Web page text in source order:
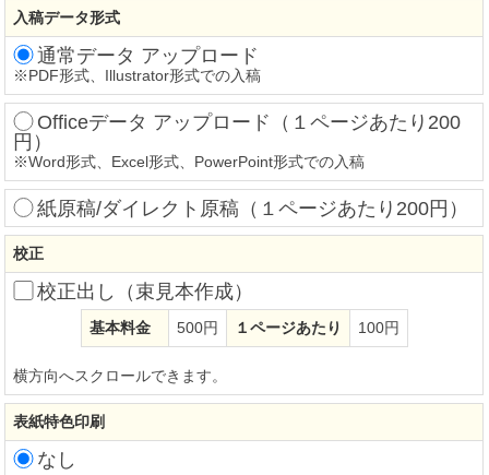
入稿データ形式
通常データ アップロード
※PDF形式、Illustrator形式での入稿
Officeデータ アップロード（１ページあたり200
円）
※Word形式、Excel形式、PowerPoint形式での入稿
紙原稿/ダイレクト原稿（１ページあたり200円）
校正
校正出し（束見本作成）
基本料金 500円 １ページあたり 100円
横方向へスクロールできます。
表紙特色印刷
なし